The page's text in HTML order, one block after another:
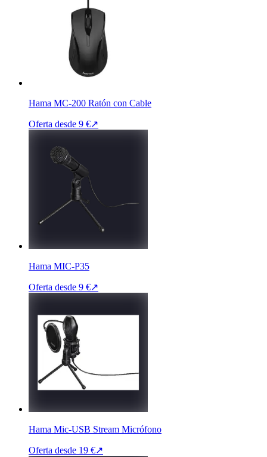
Hama MC-200 Ratón con Cable
Oferta desde 9 €↗
Hama MIC-P35
Oferta desde 9 €↗
Hama Mic-USB Stream Micrófono
Oferta desde 19 €↗